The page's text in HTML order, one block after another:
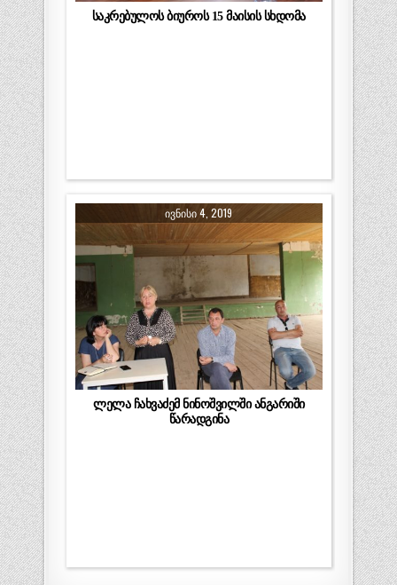
საკრებულოს ბიუროს 15 მაისის სხდომა
ᲘᲕᲜᲘᲡᲘ 4, 2019
ლელა ჩახვაძემ ნინოშვილში ანგარიში
წარადგინა